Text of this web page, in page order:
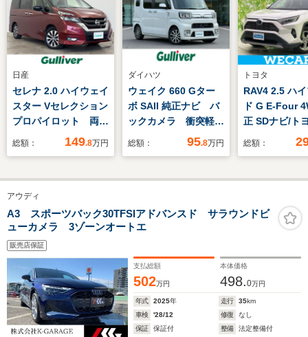
日産
セレナ 2.0 ハイウェイ
スター Vセレクション
プロパイロット 両側
パワースライドドア
トルームミラー 純正
9インチナビ・フルセ
グTV 純正フリップ
ダウンモニター
ETC LEDオートライ
ト スマートキー
総額： 149.8万円
ダイハツ
ウェイク 660 Gター
ボ SAII 純正ナビ バ
ックカメラ 衝突軽減
システム ドライブレ
ステアリングスイッ
マートキー 純正14
インチアルミホイー
総額： 95.8万円
トヨタ
RAV4 2.5 ハ
ド G E-Four
正 SDナビ/ト
フティセンス/
ト 合皮/電動
ー 純正/ヘッ
LED/
総額：
アウディ
A3 スポーツバック30TFSIアドバンスド サラウンドビ
ューカメラ 3ゾーンオートエ
販売店保証
支払総額
502万円
本体価格
498.0万円
年式 2025年 走行 35km
車検
'28/12 修復
なし
保証
保証付 整備
法定整備付